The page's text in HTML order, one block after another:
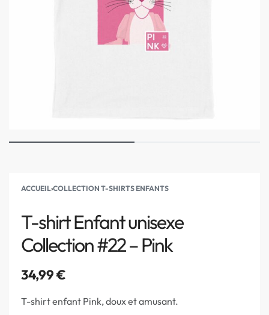
ACCUEIL›COLLECTION T-SHIRTS ENFANTS
T-shirt Enfant unisexe
Collection #22 – Pink
34,99€
T-shirt enfant Pink, doux et amusant.